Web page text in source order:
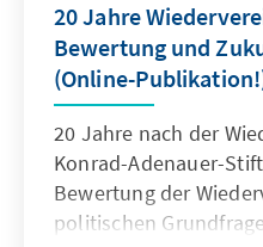
20 Jahre
Bewertung und
(Online-
20 Jahre nach der
Konrad-Adenauer-
Bewertung der
politischen